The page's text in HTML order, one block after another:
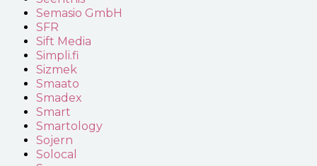
Semasio GmbH
SFR
Sift Media
Simpli.fi
Sizmek
Smaato
Smadex
Smart
Smartology
Sojern
Solocal